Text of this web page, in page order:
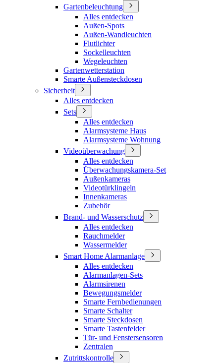
Gartenbeleuchtung
Alles entdecken
Außen-Spots
Außen-Wandleuchten
Flutlichter
Sockelleuchten
Wegeleuchten
Gartenwetterstation
Smarte Außensteckdosen
Sicherheit
Alles entdecken
Sets
Alles entdecken
Alarmsysteme Haus
Alarmsysteme Wohnung
Videoüberwachung
Alles entdecken
Überwachungskamera-Set
Außenkameras
Videotürklingeln
Innenkameras
Zubehör
Brand- und Wasserschutz
Alles entdecken
Rauchmelder
Wassermelder
Smart Home Alarmanlage
Alles entdecken
Alarmanlagen-Sets
Alarmsirenen
Bewegungsmelder
Smarte Fernbedienungen
Smarte Schalter
Smarte Steckdosen
Smarte Tastenfelder
Tür- und Fenstersensoren
Zentralen
Zutrittskontrolle